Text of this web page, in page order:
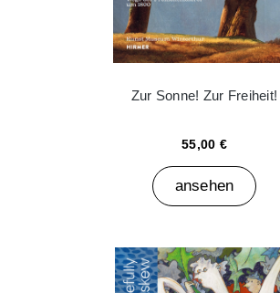
Zur Sonne! Zur Freiheit!
55,00 €
ansehen